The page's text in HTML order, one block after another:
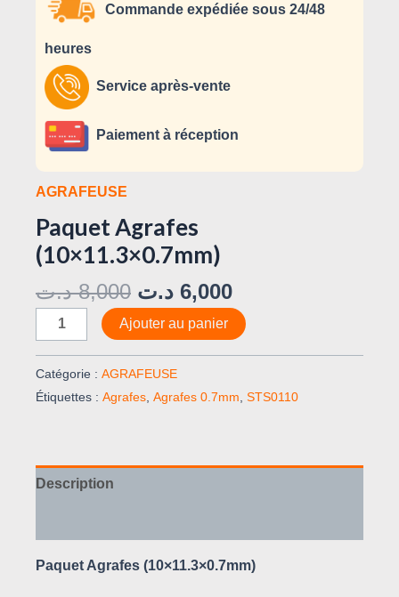
Commande expédiée sous 24/48
heures
Service après-vente
Paiement à réception
AGRAFEUSE
Paquet Agrafes
(10×11.3×0.7mm)
8,000 د.ت 6,000 د.ت
Ajouter au panier
Catégorie : AGRAFEUSE
Étiquettes : Agrafes, Agrafes 0.7mm, STS0110
Description
Paquet Agrafes (10×11.3×0.7mm)